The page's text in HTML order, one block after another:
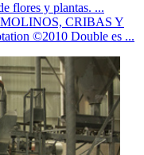
flores y plantas. ...
CRIBAS Y
©2010 Double es ...